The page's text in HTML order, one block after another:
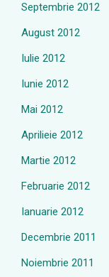
Septembrie 2012
August 2012
Iulie 2012
Iunie 2012
Mai 2012
Aprilieie 2012
Martie 2012
Februarie 2012
Ianuarie 2012
Decembrie 2011
Noiembrie 2011